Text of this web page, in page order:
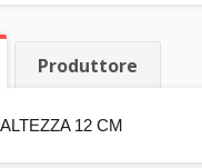
Produttore
12 CM